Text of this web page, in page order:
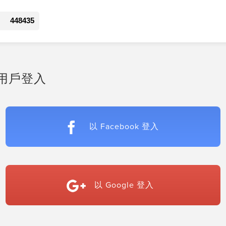
448435
戶登入
以 Facebook 登入
以 Google 登入